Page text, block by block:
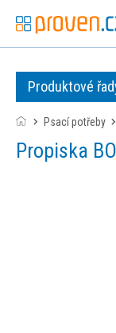
Produktové
Psací potřeby
Propiska